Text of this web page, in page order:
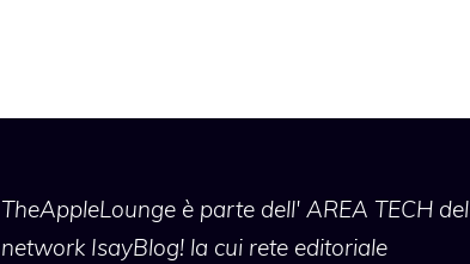
TheAppleLoungeè parte dell' AREA TECH del
network IsayBlog! la cui rete editoriale